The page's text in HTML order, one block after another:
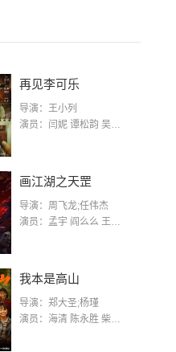
再见李可乐
导演：王小列
演员：闫妮 谭松韵 吴京 蒋龙 赵小棠 冯雷 李虎城 平安 小七 小可乐
画江湖之天罡
导演：周飞龙;任伟杰
演员：孟宇 阎么么 王凯 郭政建 阎萌萌 杨默 高枫 齐斯伽 刘芊含 马程
我本是高山
导演：郑大圣;杨瑾
演员：海清 陈永胜 柴烨 王玥婷 万国鹏 美朵达瓦 赵瑞婷 罗解艳 郭莉娜 潘家艳